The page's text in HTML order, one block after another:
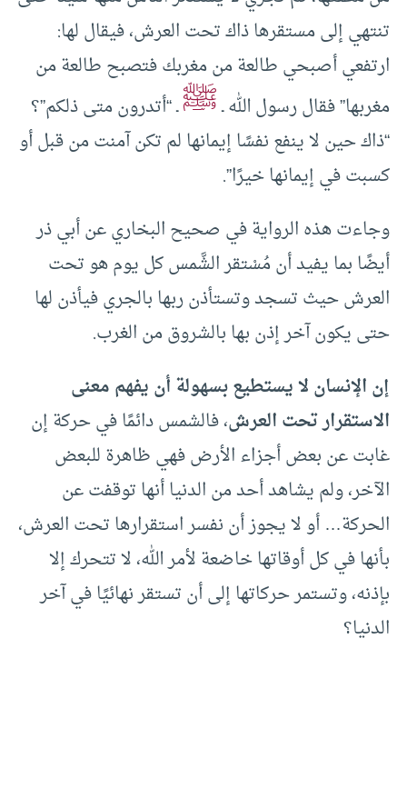
تنتهي إلى مستقرها ذاك تحت العرش، فيقال لها:
ارتفعي أصبحي طالعة من مغربك فتصبح طالعة من
مغربها” فقال رسول الله ـﷺـ “أتدرون متى ذلكم”؟
“ذاك حين لا ينفع نفسًا إيمانها لم تكن آمنت من قبل أو
كسبت في إيمانها خيرًا”.
وجاءت هذه الرواية في صحيح البخاري عن أبي ذر
أيضًا بما يفيد أن مُسْتقر الشَّمس كل يوم هو تحت
العرش حيث تسجد وتستأذن ربها بالجري فيأذن لها
حتى يكون آخر إذن بها بالشروق من الغرب.
إن الإنسان لا يستطيع بسهولة أن يفهم معنى
الاستقرار تحت العرش، فالشمس دائمًا في حركة إن
غابت عن بعض أجزاء الأرض فهي ظاهرة للبعض
الآخر، ولم يشاهد أحد من الدنيا أنها توقفت عن
الحركة… أو لا يجوز أن نفسر استقرارها تحت العرش،
بأنها في كل أوقاتها خاضعة لأمر الله، لا تتحرك إلا
بإذنه، وتستمر حركاتها إلى أن تستقر نهائيًا في آخر
الدنيا؟